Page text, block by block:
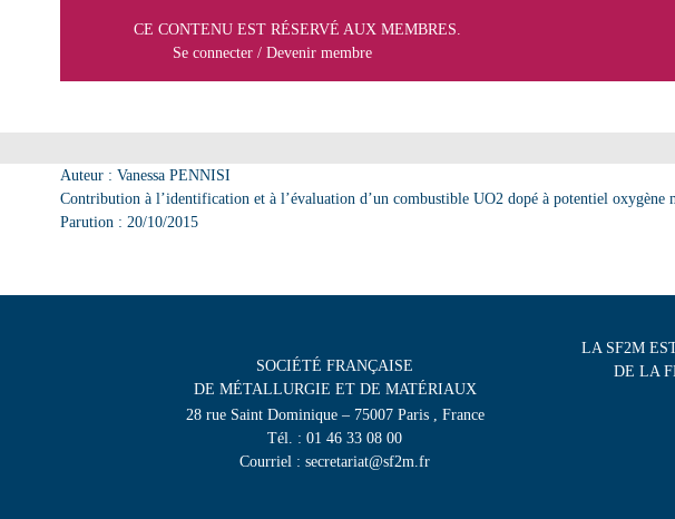
CE CONTENU EST RÉSERVÉ AUX MEMBRES.
Se connecter/ Devenir membre
Auteur : Vanessa PENNISI
Contribution à l’identification et à l’évaluation d’un combustible UO2 dopé à potentiel oxygène
Parution : 20/10/2015
SOCIÉTÉ FRANÇAISE
DE MÉTALLURGIE ET DE MATÉRIAUX
28 rue Saint Dominique – 75007 Paris , France
Tél. : 01 46 33 08 00
Courriel : secretariat@sf2m.fr
LA SF2M
DE LA